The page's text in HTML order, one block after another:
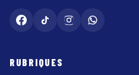
RUBRIQUES